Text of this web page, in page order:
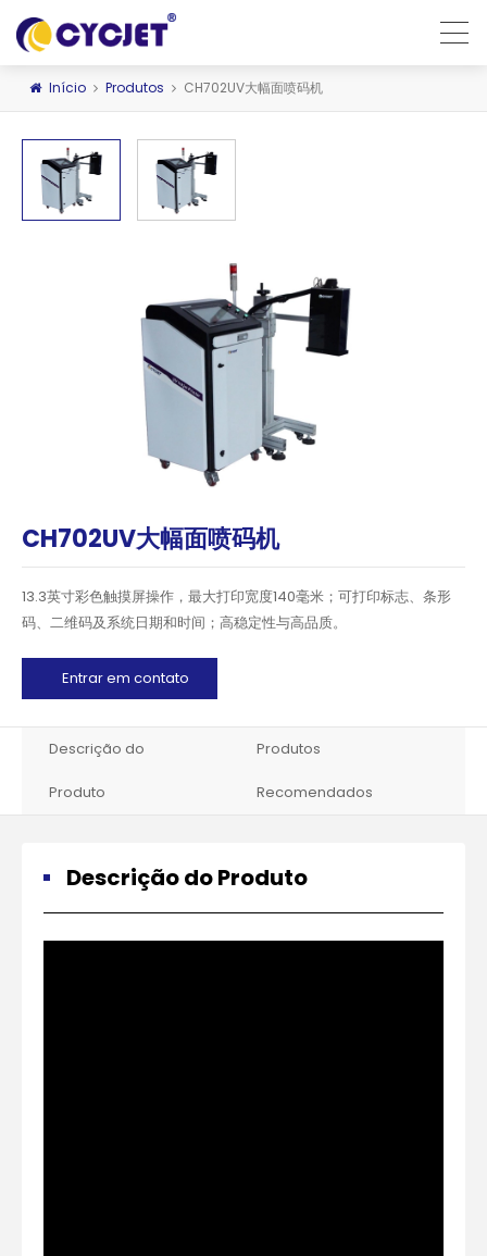
Início Produtos CH702UV大幅面喷码机
CH702UV大幅面喷码机
13.3英寸彩色触摸屏操作，最大打印宽度140毫米；可打印标志、条形
码、二维码及系统日期和时间；高稳定性与高品质。
Entrar em contato
Descrição do
Produto
Produtos
Recomendados
Descrição do Produto